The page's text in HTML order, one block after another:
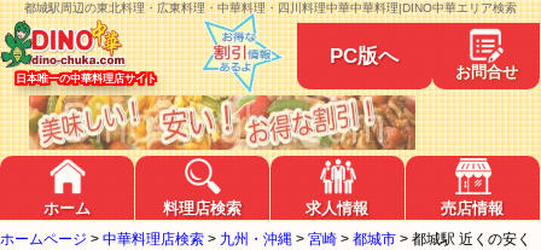
都城駅周辺の東北料理・広東料理・中華料理・四川料理中華中華料理|DINO中華エリア検索
日本唯一の中華料理店サイト
PC版へ
お問合せ
ホーム 料理店検索 求人情報 売店情報
ホームページ > 中華料理店検索 > 九州・沖縄 > 宮崎 > 都城市 > 都城駅 近くの安く